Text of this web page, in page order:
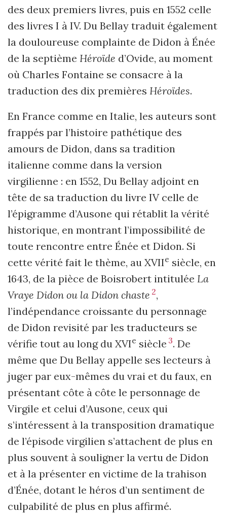
des deux premiers livres, puis en 1552 celle
des livres I à IV. Du Bellay traduit également
la douloureuse complainte de Didon à Énée
de la septième Héroïde d’Ovide, au moment
où Charles Fontaine se consacre à la
traduction des dix premières Héroïdes.
En France comme en Italie, les auteurs sont
frappés par l’histoire pathétique des
amours de Didon, dans sa tradition
italienne comme dans la version
virgilienne : en 1552, Du Bellay adjoint en
tête de sa traduction du livre IV celle de
l’épigramme d’Ausone qui rétablit la vérité
historique, en montrant l’impossibilité de
toute rencontre entre Énée et Didon. Si
cette vérité fait le thème, au XVIIe siècle, en
1643, de la pièce de Boisrobert intitulée La
Vraye Didon ou la Didon chaste 2,
l’indépendance croissante du personnage
de Didon revisité par les traducteurs se
vérifie tout au long du XVIe siècle 3. De
même que Du Bellay appelle ses lecteurs à
juger par eux-mêmes du vrai et du faux, en
présentant côte à côte le personnage de
Virgile et celui d’Ausone, ceux qui
s’intéressent à la transposition dramatique
de l’épisode virgilien s’attachent de plus en
plus souvent à souligner la vertu de Didon
et à la présenter en victime de la trahison
d’Énée, dotant le héros d’un sentiment de
culpabilité de plus en plus affirmé.